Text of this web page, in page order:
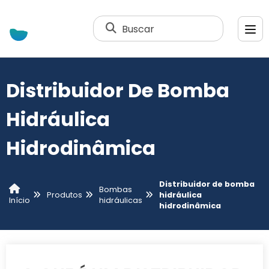
Buscar
Distribuidor De Bomba
Hidráulica
Hidrodinâmica
Início
Produtos
Bombas
hidráulicas
Distribuidor de bomba
hidráulica
hidrodinâmica